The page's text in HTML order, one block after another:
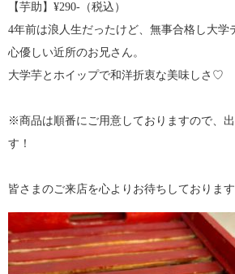
【芋助】¥290-（税込）
4年前は浪人生だったけど、無事合格し大
心優しい近所のお兄さん。
大学芋とホイップで和洋折衷な美味しさ♡
※商品は順番にご用意しておりますので、
す！
皆さまのご来店を心よりお待ちしておりま